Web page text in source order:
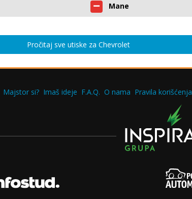
Mane
Pročitaj sve utiske za Chevrolet
Majstor si? Imaš ideje F.A.Q. O nama Pravila korišćenja